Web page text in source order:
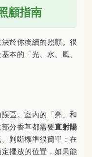
顧指南
於你後續的照顧。很
本的「光、水、風、
誤區。室內的「亮」和
分香草都需要直射陽
判斷標準很簡單：在
擺放的位置，如果能